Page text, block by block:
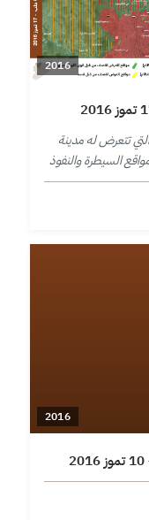
2016
تتعرض له مدينة
السيطرة والنفوذ
2016